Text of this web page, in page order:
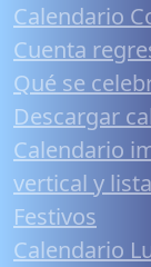
Calendario
Cuenta
Qué se
Descargar
Calendario
vertical y
Festivos
Calendario